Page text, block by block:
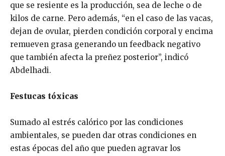
que se resiente es la producción, sea de leche o de
kilos de carne. Pero además, “en el caso de las vacas,
dejan de ovular, pierden condición corporal y encima
remueven grasa generando un feedback negativo
que también afecta la preñez posterior”, indicó
Abdelhadi.
Festucas tóxicas
Sumado al estrés calórico por las condiciones
ambientales, se pueden dar otras condiciones en
estas épocas del año que pueden agravar los